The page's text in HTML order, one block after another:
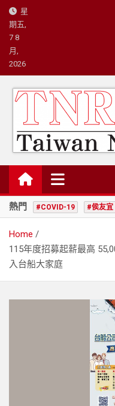
Skip
content
星
期五,
7 8
月,
2026
台灣新論/星
熱門 #COVID-19 #侯友宜
Home
115年度招募起薪最高
入台船大家庭